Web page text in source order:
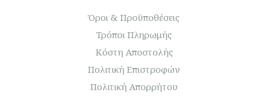
Όροι & Προϋποθέσεις
Τρόποι Πληρωμής
Κόστη Αποστολής
Πολιτική Επιστροφών
Πολιτική Απορρήτου